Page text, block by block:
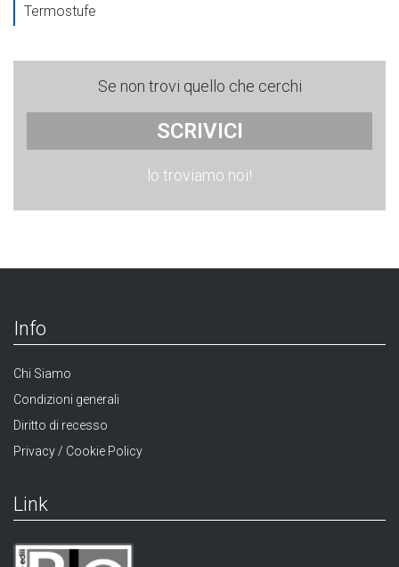
Termostufe
Se non trovi quello che cerchi
SCRIVICI
lo troviamo noi!
Info
Chi Siamo
Condizioni generali
Diritto di recesso
Privacy / Cookie Policy
Link